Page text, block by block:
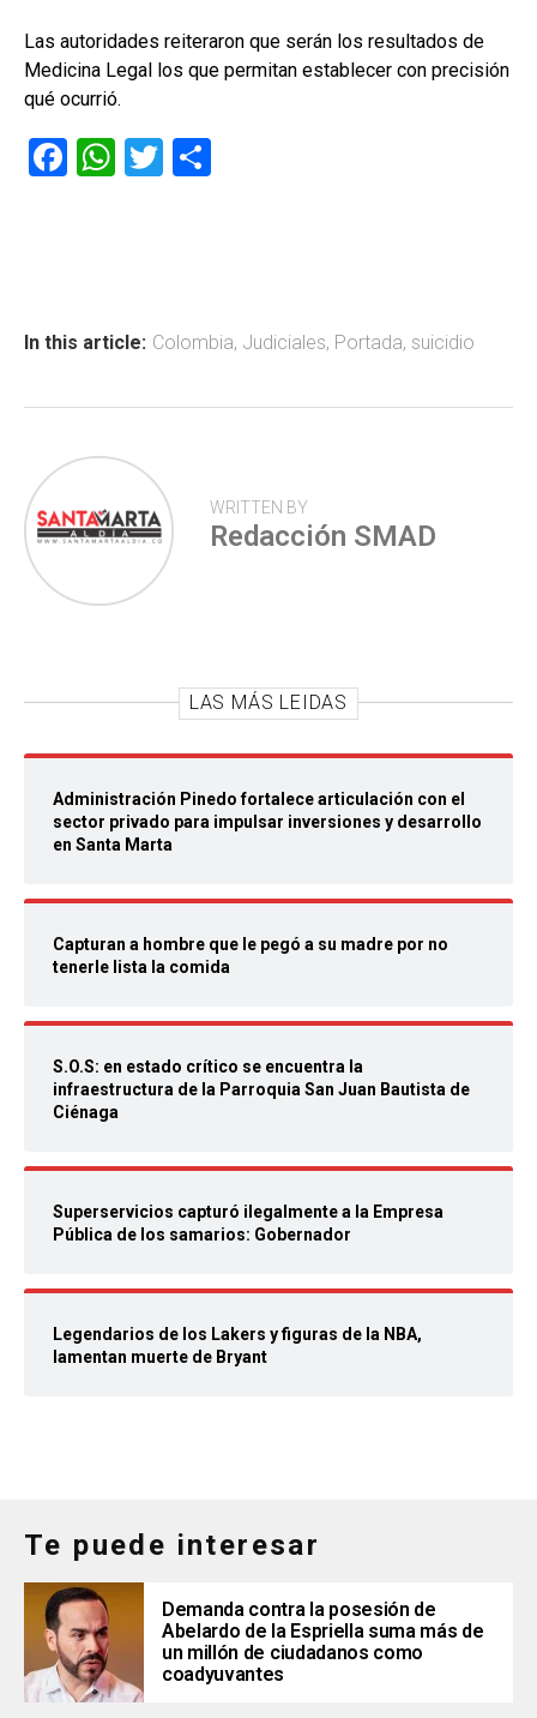
Las autoridades reiteraron que serán los resultados de
Medicina Legal los que permitan establecer con precisión
qué ocurrió.
F
ok
W
p
T
tir
In this article: Colombia, Judiciales, Portada, suicidio
WRITTEN BY
Redacción SMAD
LAS MÁS LEIDAS
Administración Pinedo fortalece articulación con el
sector privado para impulsar inversiones y desarrollo
en Santa Marta
Capturan a hombre que le pegó a su madre por no
tenerle lista la comida
S.O.S: en estado crítico se encuentra la
infraestructura de la Parroquia San Juan Bautista de
Ciénaga
Superservicios capturó ilegalmente a la Empresa
Pública de los samarios: Gobernador
Legendarios de los Lakers y figuras de la NBA,
lamentan muerte de Bryant
Te puede interesar
Demanda contra la posesión de
Abelardo de la Espriella suma más de
un millón de ciudadanos como
coadyuvantes